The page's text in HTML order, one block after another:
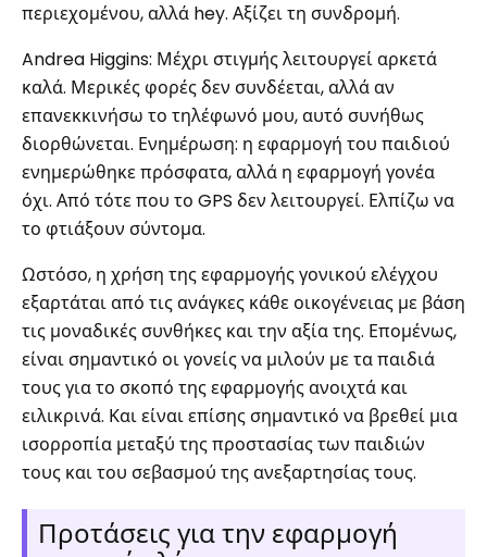
περιεχομένου, αλλά hey. Αξίζει τη συνδρομή.
Andrea Higgins: Μέχρι στιγμής λειτουργεί αρκετά
καλά. Μερικές φορές δεν συνδέεται, αλλά αν
επανεκκινήσω το τηλέφωνό μου, αυτό συνήθως
διορθώνεται. Ενημέρωση: η εφαρμογή του παιδιού
ενημερώθηκε πρόσφατα, αλλά η εφαρμογή γονέα
όχι. Από τότε που το GPS δεν λειτουργεί. Ελπίζω να
το φτιάξουν σύντομα.
Ωστόσο, η χρήση της εφαρμογής γονικού ελέγχου
εξαρτάται από τις ανάγκες κάθε οικογένειας με βάση
τις μοναδικές συνθήκες και την αξία της. Επομένως,
είναι σημαντικό οι γονείς να μιλούν με τα παιδιά
τους για το σκοπό της εφαρμογής ανοιχτά και
ειλικρινά. Και είναι επίσης σημαντικό να βρεθεί μια
ισορροπία μεταξύ της προστασίας των παιδιών
τους και του σεβασμού της ανεξαρτησίας τους.
Προτάσεις για την εφαρμογή